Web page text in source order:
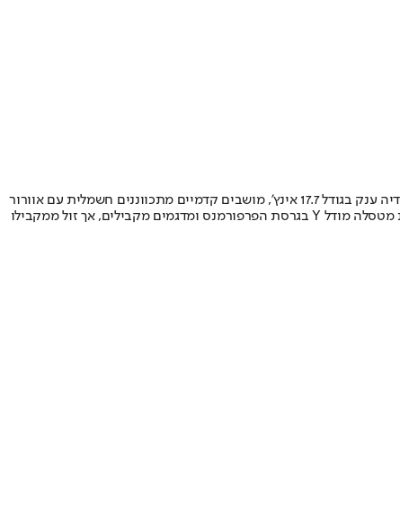
בישראל ישווק הבלייזר EV רק ברמת גימור RS בעלת סממני העיצוב הספורטיביים (חישוקי 21 אינץ’ כבר אמרנו?), כשהיא כוללת בנוסף גם מסך מולטימדיה ענק בגודל 17.7 אינץ’, מושבים קדמיים מתכווננים חשמלית עם אוורור
וחימום, תצוגה עילית, חימום לגלגל ההגה והמושבים האחוריים וגג שמש פנורמי. מחירו של בלייזר EV בישראל עומד על 390,00 שקלים, יקר משמעותית מטסלה מודל Y בגרסת הפרפורמנס ומדגמים מקבילים, אך זול ממקבילו